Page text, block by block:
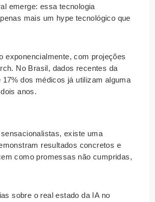
emerge: essa tecnologia
mais um hype tecnológico que
exponencialmente, com projeções
No Brasil, dados recentes da
dos médicos já utilizam alguma
anos.
existe uma
resultados concretos e
como promessas não cumpridas,
sobre o real estado da IA no